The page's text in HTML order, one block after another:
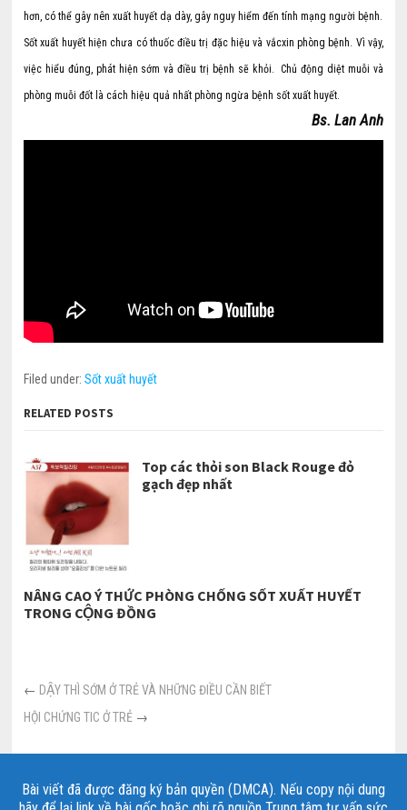
hơn, có thể gây nên xuất huyết dạ dày, gây nguy hiểm đến tính mạng người bệnh.
Sốt xuất huyết hiện chưa có thuốc điều trị đặc hiệu và vắcxin phòng bệnh. Vì vậy,
việc hiểu đúng, phát hiện sớm và điều trị bệnh sẽ khỏi. Chủ động diệt muỗi và
phòng muỗi đốt là cách hiệu quả nhất phòng ngừa bệnh sốt xuất huyết.
Bs. Lan Anh
Filed under:Sốt xuất huyết
RELATED POSTS
Top các thỏi son Black Rouge đỏ
gạch đẹp nhất
NÂNG CAO Ý THỨC PHÒNG CHỐNG SỐT XUẤT HUYẾT
TRONG CỘNG ĐỒNG
← DẬY THÌ SỚM Ở TRẺ VÀ NHỮNG ĐIỀU CẦN BIẾT
HỘI CHỨNG TIC Ở TRẺ →
Bài viết đã được đăng ký bản quyền (DMCA). Nếu copy nội dung